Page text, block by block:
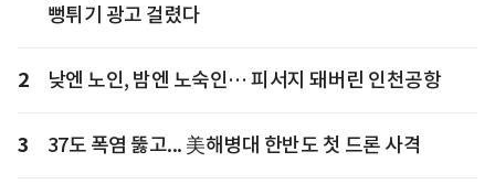
뻥튀기 광고 걸렸다
2 낮엔 노인, 밤엔 노숙인… 피서지 돼버린 인천공항
3 37도 폭염 뚫고... 美해병대 한반도 첫 드론 사격